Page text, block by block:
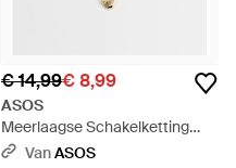
€ 14,99€ 8,99
ASOS
Meerlaagse Schakelketting
Met Gesmolten Lariat-
VanASOS